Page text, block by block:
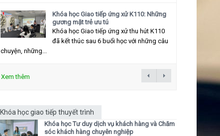
Khóa học Giao tiếp ứng xử K110: Những
gương mặt trẻ ưu tú
Khóa học Giao tiếp ứng xử thu hút K110
đã kết thúc sau 6 buổi học với những câu
chuyện, những...
Xem thêm
Khóa học giao tiếp thuyết trình
Khóa học Tư duy dịch vụ khách hàng và Chăm
sóc khách hàng chuyên nghiệp